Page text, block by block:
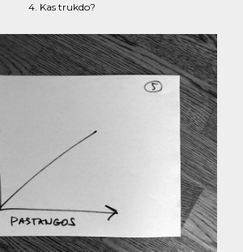
4. Kas trukdo?